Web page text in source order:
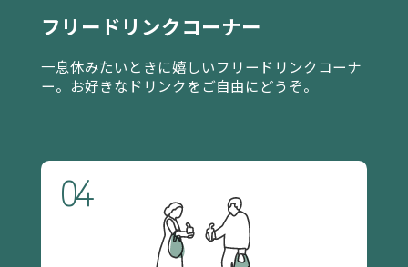
フリードリンクコーナー
一息休みたいときに嬉しいフリードリンクコーナ
ー。お好きなドリンクをご自由にどうぞ。
04